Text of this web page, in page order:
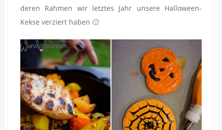
deren Rahmen wir letztes Jahr unsere Halloween-
Kekse verziert haben 🙂